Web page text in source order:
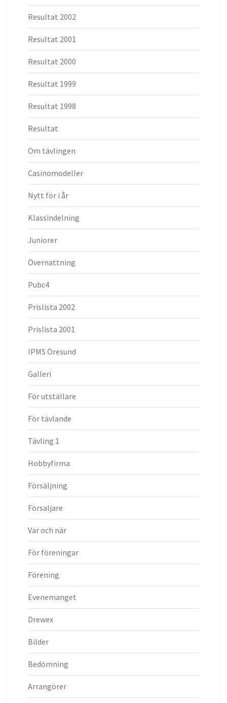
Resultat 2002
Resultat 2001
Resultat 2000
Resultat 1999
Resultat 1998
Resultat
Om tävlingen
Casinomodeller
Nytt för i år
Klassindelning
Juniorer
Övernattning
Pubc4
Prislista 2002
Prislista 2001
IPMS Öresund
Galleri
För utställare
För tävlande
Tävling 1
Hobbyfirma
Försäljning
Försaljare
Var och när
För föreningar
Förening
Evenemanget
Drewex
Bilder
Bedömning
Arrangörer